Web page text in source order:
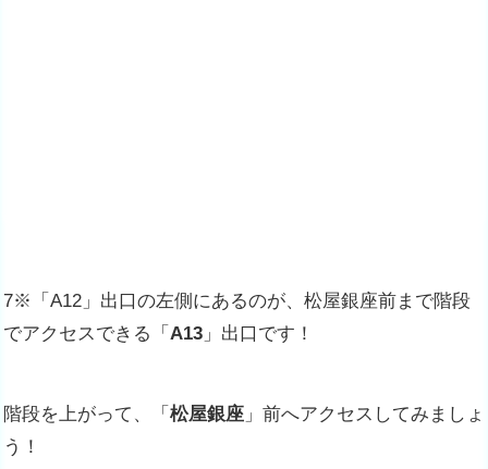
7※「A12」出口の左側にあるのが、松屋銀座前まで階段
でアクセスできる「 A13 」出口です！
階段を上がって、「 松屋銀座 」前へアクセスしてみましょ
う！